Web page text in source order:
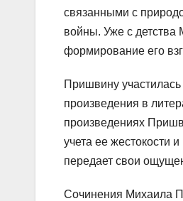
связанными с
войны. Уже с детства
формирование его
Пришвину
произведения в
произведениях
учета ее жестокости
передает свои
Сочинения Михаила